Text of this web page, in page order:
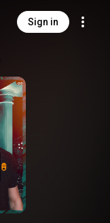
Sign in